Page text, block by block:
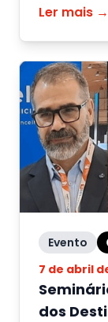
Ler mais →
Evento
7 de abril
dos